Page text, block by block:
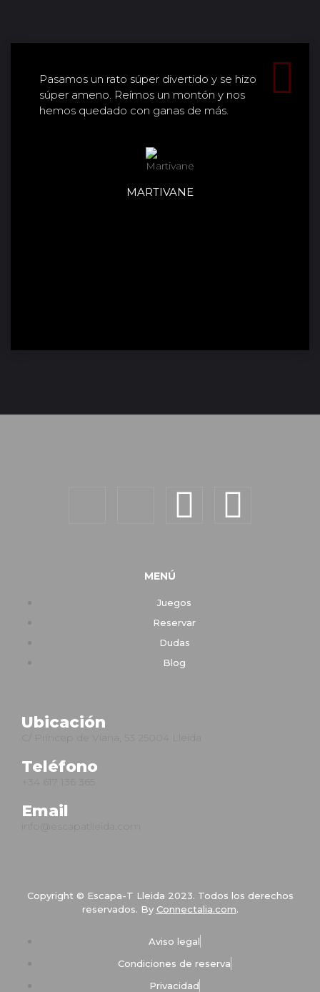
Pasamos un rato súper divertido y se hizo
súper ameno. Reímos un montón y nos
hemos quedado con ganas de más.
MARTIVANE
MENÚ
Juegos
Reservar
Dudas
Blog
Ubicación
Teléfono
Email
Copyright © Escapa-T Lleida 2023. Todos los derechos
reservados. By Connectalia.com.
Aviso legal
Condiciones de reserva
Privacidad